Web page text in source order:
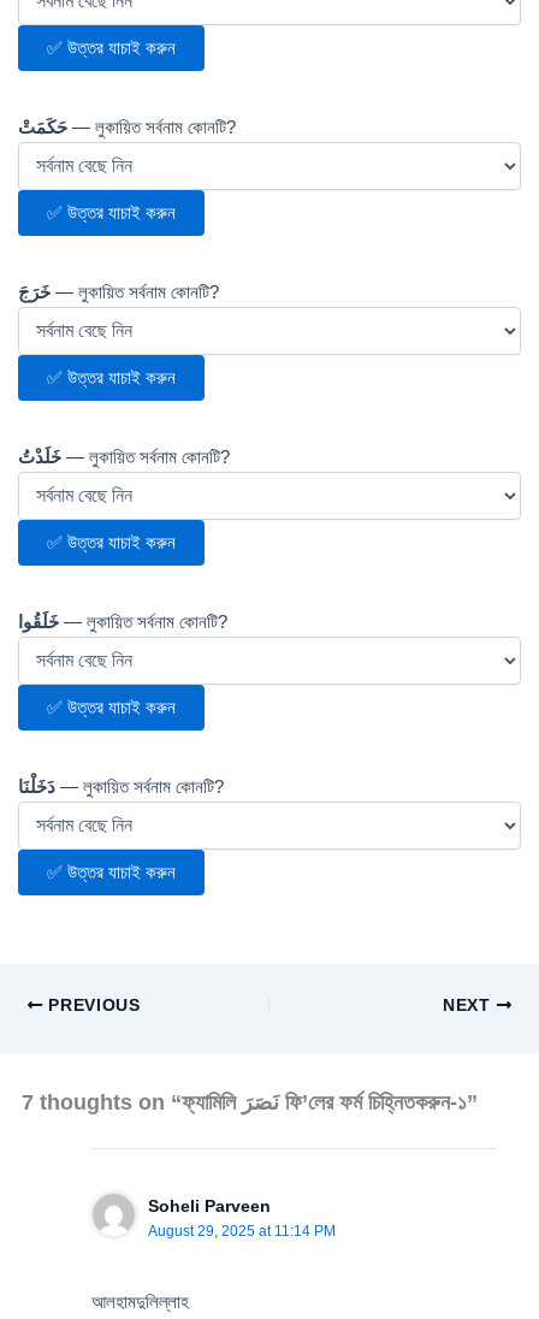
✅ উত্তর যাচাই করুন
حَكَمَتْ— লুকায়িত সর্বনাম কোনটি?
✅ উত্তর যাচাই করুন
خَرَجَ— লুকায়িত সর্বনাম কোনটি?
✅ উত্তর যাচাই করুন
خَلَدْتُ— লুকায়িত সর্বনাম কোনটি?
✅ উত্তর যাচাই করুন
خَلَقُوا— লুকায়িত সর্বনাম কোনটি?
✅ উত্তর যাচাই করুন
دَخَلْنَا— লুকায়িত সর্বনাম কোনটি?
✅ উত্তর যাচাই করুন
PREVIOUS NEXT
7 thoughts on “ফ্যামিলি نَصَرَ ফি’লের ফর্ম চিহ্নিতকরুন-১”
Soheli Parveen
August 29, 2025 at 11:14 PM
আলহামদুলিল্লাহ